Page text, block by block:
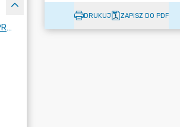
UCHWAŁY RADY MIEJSKIEJ SPRZED ROKU 2023
DRUKUJ ZAPISZ DO PDF